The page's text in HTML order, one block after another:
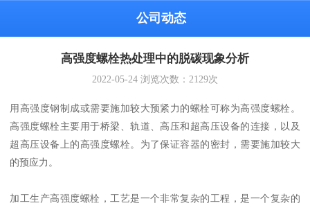
公司动态
高强度螺栓热处理中的脱碳现象分析
2022-05-24 浏览次数： 2129次
用高强度钢制成或需要施加较大预紧力的螺栓可称为高强度螺栓。
高强度螺栓主要用于桥梁、轨道、高压和超高压设备的连接，以及
超高压设备上的高强度螺栓。为了保证容器的密封，需要施加较大
的预应力。
加工生产高强度螺栓，工艺是一个非常复杂的工程，是一个复杂的